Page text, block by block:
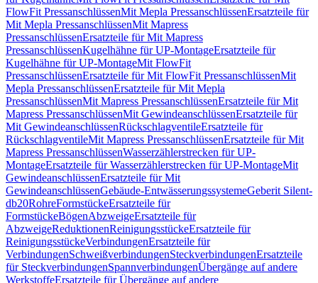
FlowFit PressanschlüssenMit Mepla PressanschlüssenErsatzteile für
Mit Mepla PressanschlüssenMit Mapress
PressanschlüssenErsatzteile für Mit Mapress
PressanschlüssenKugelhähne für UP-MontageErsatzteile für
Kugelhähne für UP-MontageMit FlowFit
PressanschlüssenErsatzteile für Mit FlowFit PressanschlüssenMit
Mepla PressanschlüssenErsatzteile für Mit Mepla
PressanschlüssenMit Mapress PressanschlüssenErsatzteile für Mit
Mapress PressanschlüssenMit GewindeanschlüssenErsatzteile für
Mit GewindeanschlüssenRückschlagventileErsatzteile für
RückschlagventileMit Mapress PressanschlüssenErsatzteile für Mit
Mapress PressanschlüssenWasserzählerstrecken für UP-
MontageErsatzteile für Wasserzählerstrecken für UP-MontageMit
GewindeanschlüssenErsatzteile für Mit
GewindeanschlüssenGebäude-EntwässerungssystemeGeberit Silent-
db20RohreFormstückeErsatzteile für
FormstückeBögenAbzweigeErsatzteile für
AbzweigeReduktionenReinigungsstückeErsatzteile für
ReinigungsstückeVerbindungenErsatzteile für
VerbindungenSchweißverbindungenSteckverbindungenErsatzteile
für SteckverbindungenSpannverbindungenÜbergänge auf andere
WerkstoffeErsatzteile für Übergänge auf andere